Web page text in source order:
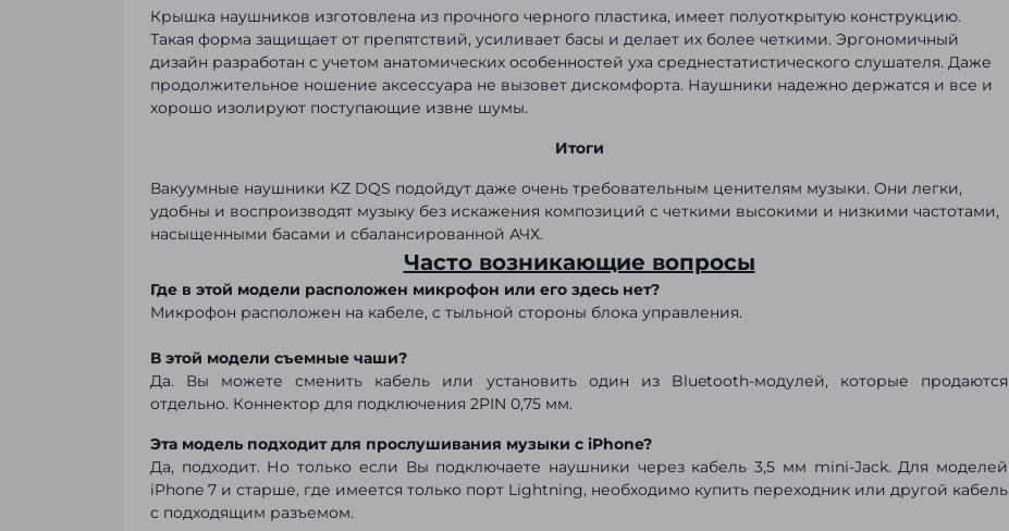
Крышка наушников изготовлена из прочного черного пластика, имеет полуоткрытую конструкцию.
Такая форма защищает от препятствий, усиливает басы и делает их более четкими. Эргономичный
дизайн разработан с учетом анатомических особенностей уха среднестатистического слушателя. Даже
продолжительное ношение аксессуара не вызовет дискомфорта. Наушники надежно держатся и все и
хорошо изолируют поступающие извне шумы.
Итоги
Вакуумные наушники KZ DQS подойдут даже очень требовательным ценителям музыки. Они легки,
удобны и воспроизводят музыку без искажения композиций с четкими высокими и низкими частотами,
насыщенными басами и сбалансированной АЧХ.
Часто возникающие вопросы
Где в этой модели расположен микрофон или его здесь нет?
Микрофон расположен на кабеле, с тыльной стороны блока управления.
В этой модели съемные чаши?
Да. Вы можете сменить кабель или установить один из Bluetooth-модулей, которые продаются
отдельно. Коннектор для подключения 2PIN 0,75 мм.
Эта модель подходит для прослушивания музыки с iPhone?
Да, подходит. Но только если Вы подключаете наушники через кабель 3,5 мм mini-Jack. Для моделей
iPhone 7 и старше, где имеется только порт Lightning, необходимо купить переходник или другой кабель
с подходящим разъемом.